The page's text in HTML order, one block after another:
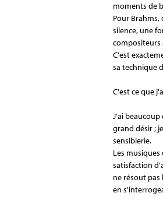
moments de
Pour
silence, une
compositeurs
C'est
sa technique
C'est ce que
J'ai beaucoup
grand désir ;
sensiblerie.
Les
satisfaction
ne résout
en